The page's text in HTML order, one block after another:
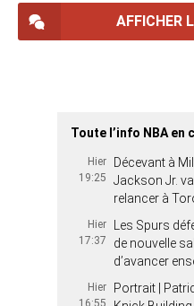
AFFICHER
Toute l’info NBA en
Hier
19:25
Décevant à
Jackson Jr.
relancer à
Hier
17:37
Les Spurs
de nouvelle
d’avancer
Hier
Portrait |